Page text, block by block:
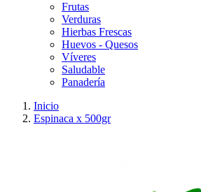
Frutas
Verduras
Hierbas Frescas
Huevos - Quesos
Víveres
Saludable
Panadería
Inicio
Espinaca x 500gr